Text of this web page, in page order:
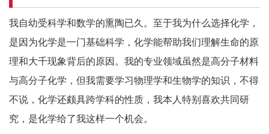
我自幼受科学和数学的熏陶已久。至于我为什么选择化学，
是因为化学是一门基础科学，化学能帮助我们理解生命的原
理和大千现象背后的原因。我的专业领域虽然是高分子材料
与高分子化学，但我需要学习物理学和生物学的知识，不得
不说，化学还颇具跨学科的性质，我本人特别喜欢共同研
究，是化学给了我这样一个机会。